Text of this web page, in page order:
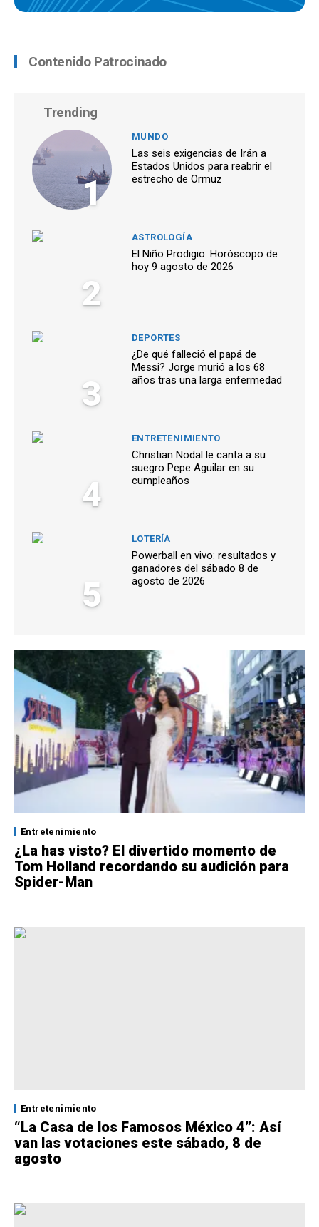
Contenido Patrocinado
Trending
1
MUNDO
Las seis exigencias de Irán a
Estados Unidos para reabrir el
estrecho de Ormuz
2
ASTROLOGÍA
El Niño Prodigio: Horóscopo de
hoy 9 agosto de 2026
3
DEPORTES
¿De qué falleció el papá de
Messi? Jorge murió a los 68
años tras una larga enfermedad
4
ENTRETENIMIENTO
Christian Nodal le canta a su
suegro Pepe Aguilar en su
cumpleaños
5
LOTERÍA
Powerball en vivo: resultados y
ganadores del sábado 8 de
agosto de 2026
Entretenimiento
¿La has visto? El divertido momento de
Tom Holland recordando su audición para
Spider-Man
Entretenimiento
“La Casa de los Famosos México 4”: Así
van las votaciones este sábado, 8 de
agosto